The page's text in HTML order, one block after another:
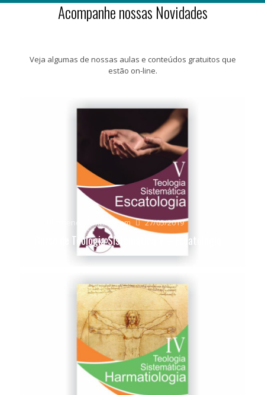
Acompanhe nossas Novidades
Veja algumas de nossas aulas e conteúdos gratuitos que
estão on-line.
Clisthenes Pimentelem 27/05/2019
Curso de Teologia Sistemática V – Escatologia